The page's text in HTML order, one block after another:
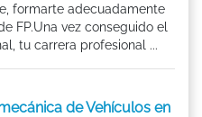
formarte adecuadamente
FP.Una vez conseguido el
tu carrera profesional ...
de Vehículos en